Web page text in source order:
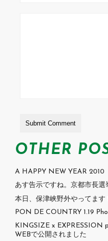
OTHER
A HAPPY NEW YEAR 2010
あす告示ですね。京都市長選
本日、保津峡野外やってます
PON DE COUNTRY 1.19
KINGSIZE x EXPRESSION
WEBで公開されました